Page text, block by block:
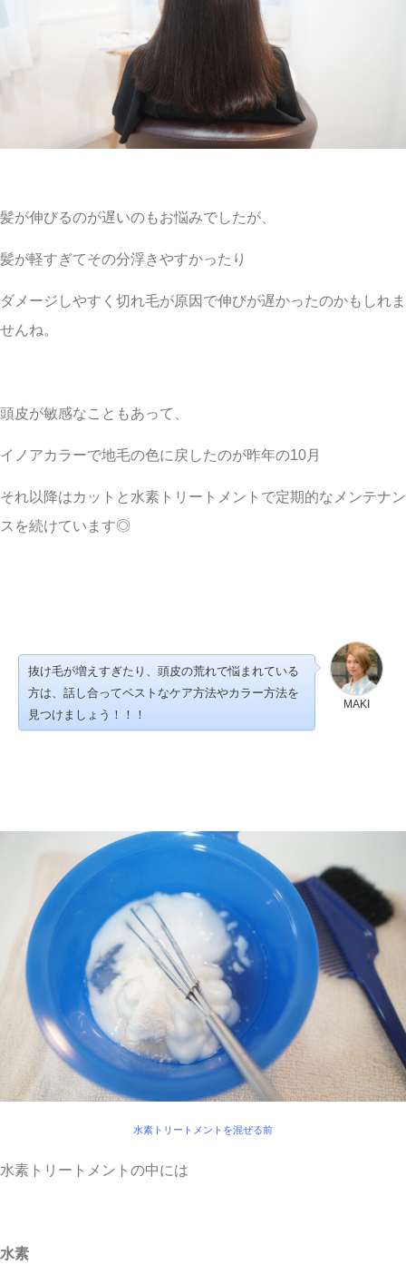
髪が伸びるのが遅いのもお悩みでしたが、
髪が軽すぎてその分浮きやすかったり
ダメージしやすく切れ毛が原因で伸びが遅かったのかもしれま
せんね。
頭皮が敏感なこともあって、
イノアカラーで地毛の色に戻したのが昨年の10月
それ以降はカットと水素トリートメントで定期的なメンテナン
スを続けています◎
MAKI
抜け毛が増えすぎたり、頭皮の荒れで悩まれている
方は、 話し合ってベストなケア方法やカラー方法を
見つけましょう！！！
水素トリートメントを混ぜる前
水素トリートメントの中には
水素